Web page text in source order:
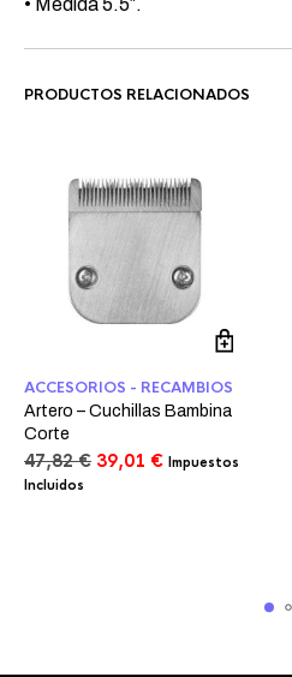
• Medida 5.5″.
PRODUCTOS RELACIONADOS
ACCESORIOS - RECAMBIOS
Artero – Cuchillas Bambina
Corte
47,82€ El
39,01 €ElImpuestos
Incluidos